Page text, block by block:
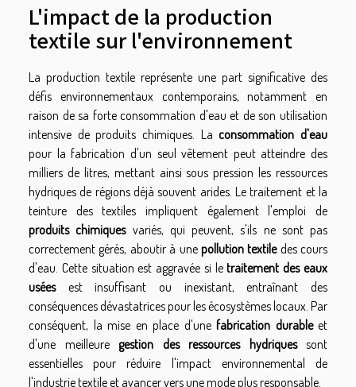
L'impact de la production
textile sur l'environnement
La production textile représente une part significative des
défis environnementaux contemporains, notamment en
raison de sa forte consommation d'eau et de son utilisation
intensive de produits chimiques. Laconsommation d'eau
pour la fabrication d'un seul vêtement peut atteindre des
milliers de litres, mettant ainsi sous pression les ressources
hydriques de régions déjà souvent arides. Le traitement et la
teinture des textiles impliquent également l'emploi de
produits chimiquesvariés, qui peuvent, s'ils ne sont pas
correctement gérés, aboutir à une pollution textiledes cours
d'eau. Cette situation est aggravée si letraitement des eaux
uséesest insuffisant ou inexistant, entraînant des
conséquences dévastatrices pour les écosystèmes locaux. Par
conséquent, la mise en place d'une fabrication durableet
d'une meilleure gestion des ressources hydriquessont
essentielles pour réduire l'impact environnemental de
l'industrie textile et avancer vers une mode plus responsable.